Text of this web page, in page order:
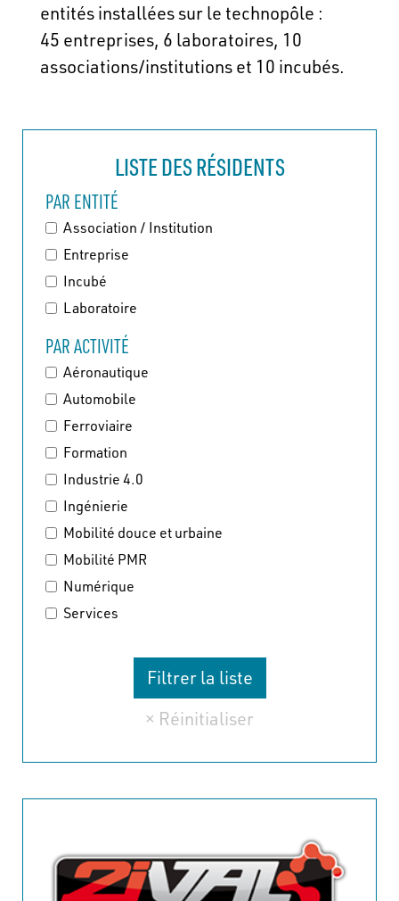
entités installées sur le technopôle :
45 entreprises, 6 laboratoires, 10
associations/institutions et 10 incubés.
LISTE DES RÉSIDENTS
PAR ENTITÉ
Association / Institution
Entreprise
Incubé
Laboratoire
PAR ACTIVITÉ
Aéronautique
Automobile
Ferroviaire
Formation
Industrie 4.0
Ingénierie
Mobilité douce et urbaine
Mobilité PMR
Numérique
Services